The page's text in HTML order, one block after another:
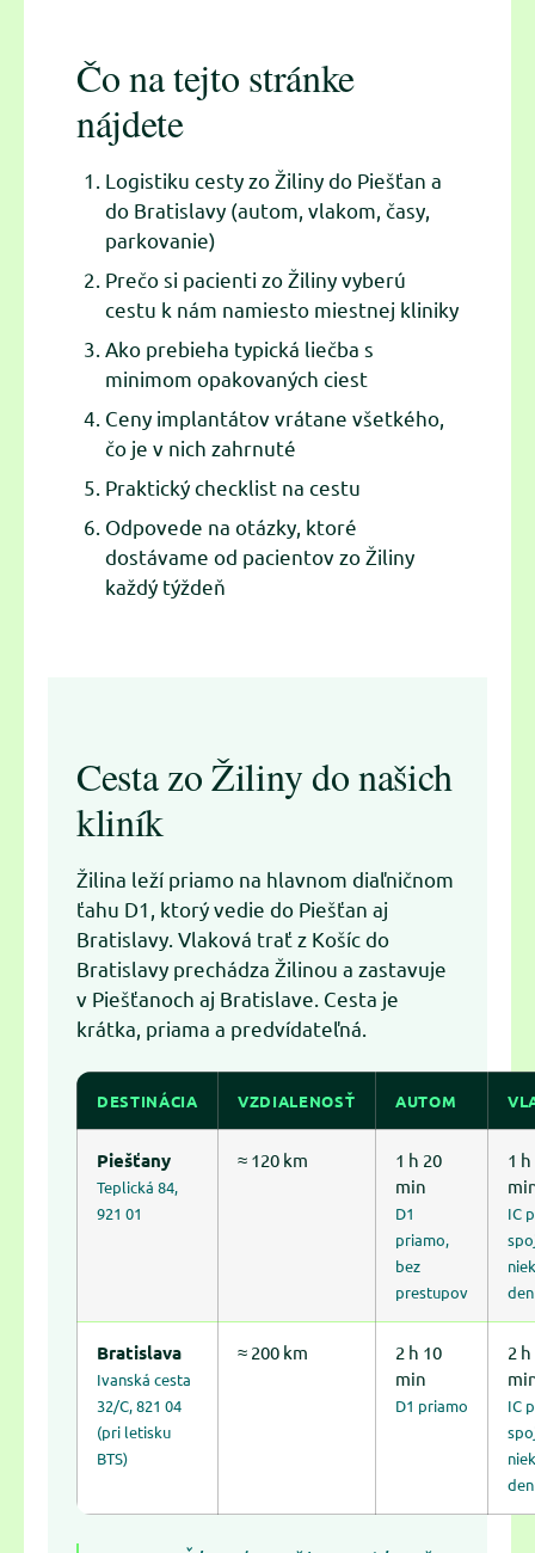
Čo na tejto stránke
nájdete
Logistiku cesty zo Žiliny do Piešťan a
do Bratislavy (autom, vlakom, časy,
parkovanie)
Prečo si pacienti zo Žiliny vyberú
cestu k nám namiesto miestnej kliniky
Ako prebieha typická liečba s
minimom opakovaných ciest
Ceny implantátov vrátane všetkého,
čo je v nich zahrnuté
Praktický checklist na cestu
Odpovede na otázky, ktoré
dostávame od pacientov zo Žiliny
každý týždeň
Cesta zo Žiliny do našich
kliník
Žilina leží priamo na hlavnom diaľničnom
ťahu D1, ktorý vedie do Piešťan aj
Bratislavy. Vlaková trať z Košíc do
Bratislavy prechádza Žilinou a zastavuje
v Piešťanoch aj Bratislave. Cesta je
krátka, priama a predvídateľná.
DESTINÁCIA VZDIALENOSŤ AUTOM
Piešťany
Teplická 84,
921 01
≈ 120 km
1 h 20
min
D1
priamo,
bez
prestupov
1
IC
Bratislava
Ivanská cesta
32/C, 821 04
(pri letisku
BTS)
≈ 200 km
2 h 10
min
D1 priamo
2
IC